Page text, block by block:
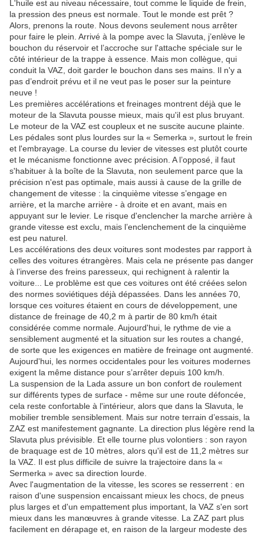
L'huile est au niveau nécessaire, tout comme le liquide de frein,
la pression des pneus est normale. Tout le monde est prêt ?
Alors, prenons la route. Nous devons seulement nous arrêter
pour faire le plein. Arrivé à la pompe avec la Slavuta, j’enlève le
bouchon du réservoir et l’accroche sur l'attache spéciale sur le
côté intérieur de la trappe à essence. Mais mon collègue, qui
conduit la VAZ, doit garder le bouchon dans ses mains. Il n'y a
pas d’endroit prévu et il ne veut pas le poser sur la peinture
neuve !
Les premières accélérations et freinages montrent déjà que le
moteur de la Slavuta pousse mieux, mais qu'il est plus bruyant.
Le moteur de la VAZ est coupleux et ne suscite aucune plainte.
Les pédales sont plus lourdes sur la « Semerka », surtout le frein
et l'embrayage. La course du levier de vitesses est plutôt courte
et le mécanisme fonctionne avec précision. A l’opposé, il faut
s'habituer à la boîte de la Slavuta, non seulement parce que la
précision n'est pas optimale, mais aussi à cause de la grille de
changement de vitesse : la cinquième vitesse s’engage en
arrière, et la marche arrière - à droite et en avant, mais en
appuyant sur le levier. Le risque d'enclencher la marche arrière à
grande vitesse est exclu, mais l’enclenchement de la cinquième
est peu naturel.
Les accélérations des deux voitures sont modestes par rapport à
celles des voitures étrangères. Mais cela ne présente pas danger
à l’inverse des freins paresseux, qui rechignent à ralentir la
voiture... Le problème est que ces voitures ont été créées selon
des normes soviétiques déjà dépassées. Dans les années 70,
lorsque ces voitures étaient en cours de développement, une
distance de freinage de 40,2 m à partir de 80 km/h était
considérée comme normale. Aujourd'hui, le rythme de vie a
sensiblement augmenté et la situation sur les routes a changé,
de sorte que les exigences en matière de freinage ont augmenté.
Aujourd'hui, les normes occidentales pour les voitures modernes
exigent la même distance pour s’arrêter depuis 100 km/h.
La suspension de la Lada assure un bon confort de roulement
sur différents types de surface - même sur une route défoncée,
cela reste confortable à l'intérieur, alors que dans la Slavuta, le
mobilier tremble sensiblement. Mais sur notre terrain d’essais, la
ZAZ est manifestement gagnante. La direction plus légère rend la
Slavuta plus prévisible. Et elle tourne plus volontiers : son rayon
de braquage est de 10 mètres, alors qu'il est de 11,2 mètres sur
la VAZ. Il est plus difficile de suivre la trajectoire dans la «
Sermerka » avec sa direction lourde.
Avec l'augmentation de la vitesse, les scores se resserrent : en
raison d'une suspension encaissant mieux les chocs, de pneus
plus larges et d'un empattement plus important, la VAZ s'en sort
mieux dans les manœuvres à grande vitesse. La ZAZ part plus
facilement en dérapage et, en raison de la largeur modeste des